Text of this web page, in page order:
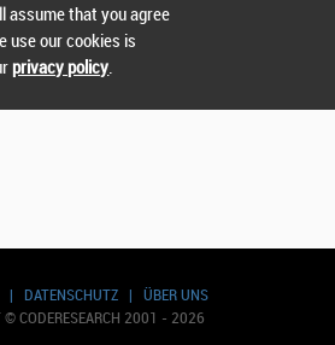
DATENSCHUTZ| ÜBER UNS
© CODERESEARCH 2001 - 2026
assume that you agree
use our cookies is
privacy policy.